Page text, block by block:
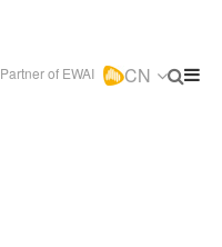
Partner of EWAI CN